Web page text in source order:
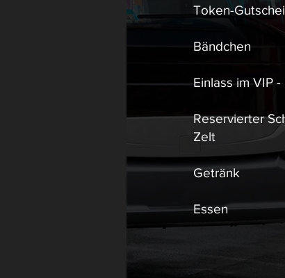
Token-
Bändchen
Einlass im VIP
Reservierter
Zelt
Getränk
Essen